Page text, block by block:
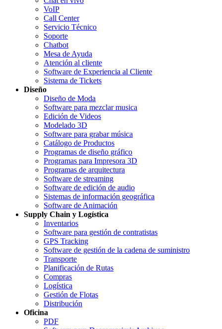
VoIP
Call Center
Servicio Técnico
Soporte
Chatbot
Mesa de Ayuda
Atención al cliente
Software de Experiencia al Cliente
Sistema de Tickets
Diseño
Diseño de Moda
Software para mezclar musica
Edición de Videos
Modelado 3D
Software para grabar música
Catálogo de Productos
Programas de diseño gráfico
Programas para Impresora 3D
Programas de arquitectura
Software de streaming
Software de edición de audio
Sistemas de información geográfica
Software de Animación
Supply Chain y Logística
Inventarios
Software para gestión de contratistas
GPS Tracking
Software de gestión de la cadena de suministro
Transporte
Planificación de Rutas
Compras
Logística
Gestión de Flotas
Distribución
Oficina
PDF